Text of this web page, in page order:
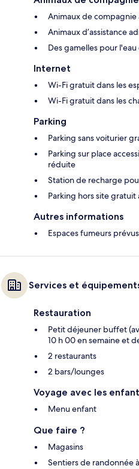
Animaux de
Animaux d’assistance
Des gamelles pour
Internet
Wi-Fi gratuit dans les
Wi-Fi gratuit dans les
Parking
Parking sans voiturier
Parking sur place
réduite
Station de recharge
Parking hors site
Autres informations
Espaces fumeurs prévus
Services et
Restauration
Petit déjeuner buffet
10 h 00 en semaine et
2 restaurants
2 bars/lounges
Voyage avec les
Menu enfant
Que faire ?
Magasins
Sentiers de randonnée